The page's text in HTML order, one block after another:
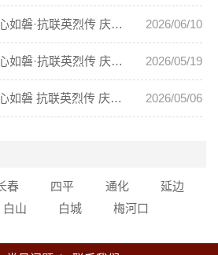
《中国档案报》：初心如磐·抗联英烈传 庆祝中国共产党成立105周年⑦ 2026/06/10
《中国档案报》：初心如磐·抗联英烈传 庆祝中国共产党成立105周年⑥ 2026/05/19
《中国档案报》：初心如磐 抗联英烈传 庆祝中国共产党成立105周年⑤ 2026/05/06
春 四平 通化
延边
白山 白城 梅河口